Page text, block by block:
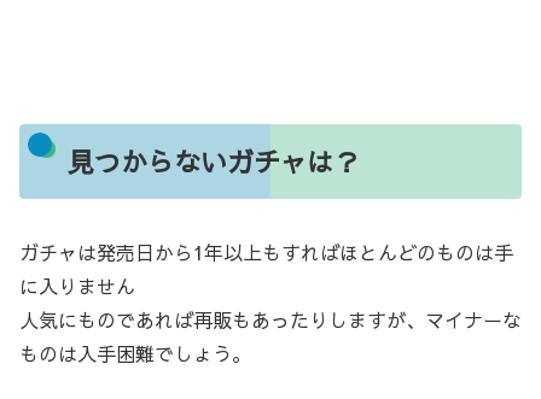
見つからないガチャは？
ガチャは発売日から1年以上もすればほとんどのものは手
に入りません
人気にものであれば再販もあったりしますが、マイナーな
ものは入手困難でしょう。